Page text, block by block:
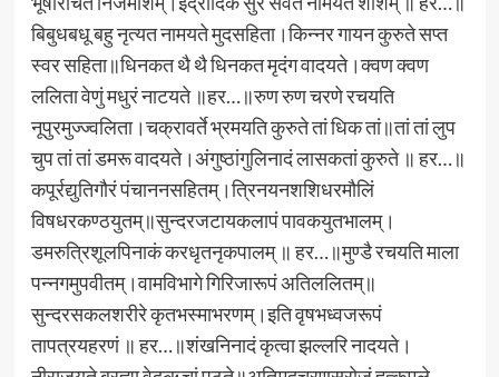
बिबुधबधू बहु नृत्यत नामयते मुदसहिता।किन्नर गायन कुरुते सप्त
स्वर सहिता॥धिनकत थै थै धिनकत मृदंग वादयते।क्वण क्वण
ललिता वेणुं मधुरं नाटयते ॥हर…॥रुण रुण चरणे रचयति
नूपुरमुज्ज्वलिता।चक्रावर्ते भ्रमयति कुरुते तां धिक तां॥तां तां लुप
चुप तां तां डमरू वादयते।अंगुष्ठांगुलिनादं लासकतां कुरुते ॥ हर…॥
कपूर्रद्युतिगौरं पंचाननसहितम्‌।त्रिनयनशशिधरमौलिं
विषधरकण्ठयुतम्‌॥सुन्दरजटायकलापं पावकयुतभालम्‌।
डमरुत्रिशूलपिनाकं करधृतनृकपालम्‌ ॥ हर…॥मुण्डै रचयति माला
पन्नगमुपवीतम्‌।वामविभागे गिरिजारूपं अतिललितम्‌॥
सुन्दरसकलशरीरे कृतभस्माभरणम्‌।इति वृषभध्वजरूपं
तापत्रयहरणं ॥ हर…॥शंखनिनादं कृत्वा झल्लरि नादयते।